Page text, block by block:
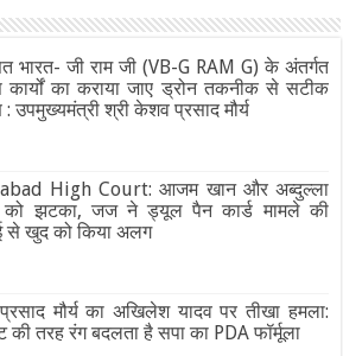
भारत- जी राम जी (VB-G RAM G) के अंतर्गत
कार्यों का कराया जाए ड्रोन तकनीक से सटीक
: उपमुख्यमंत्री श्री केशव प्रसाद मौर्य
High Court: आजम खान और अब्दुल्ला
झटका, जज ने ड्यूल पैन कार्ड मामले की
से खुद को किया अलग
मौर्य का अखिलेश यादव पर तीखा हमला:
की तरह रंग बदलता है सपा का PDA फॉर्मूला